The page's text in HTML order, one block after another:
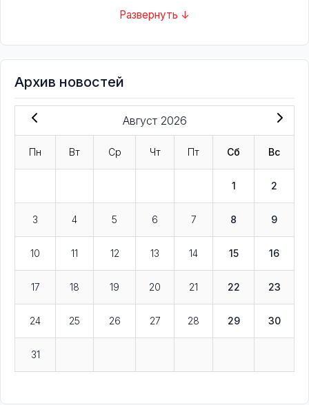
Развернуть ↓
Архив новостей
Август 2026
Пн Вт Ср Чт Пт Сб Вс
1 2
3 4 5 6 7 8 9
10 11 12 13 14 15 16
17 18 19 20 21 22 23
24 25 26 27 28 29 30
31